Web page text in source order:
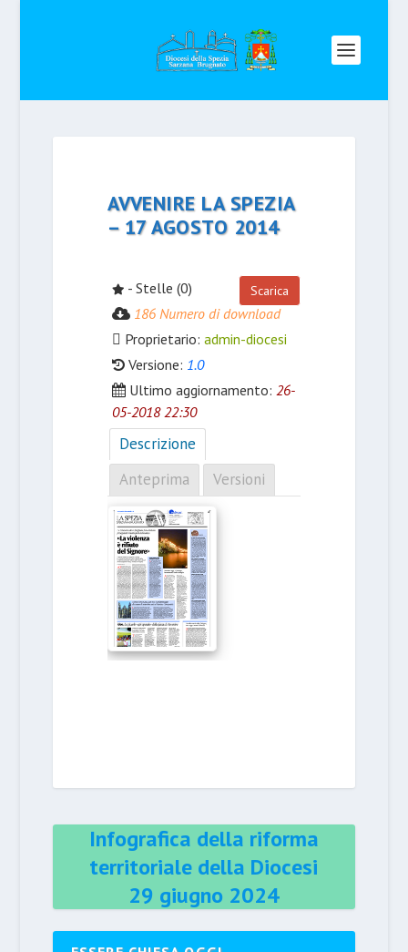
AVVENIRE LA SPEZIA
– 17 AGOSTO 2014
Scarica
- Stelle (0)
186 Numero di download
Proprietario: admin-diocesi
Versione: 1.0
Ultimo aggiornamento: 26-
05-2018 22:30
Descrizione
Anteprima
Versioni
Infografica della riforma
territoriale della Diocesi
29 giugno 2024